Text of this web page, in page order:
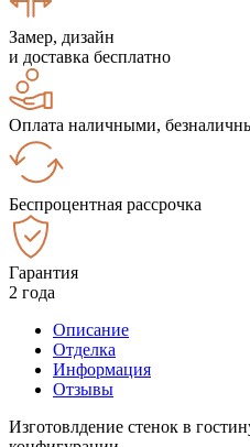
Замер, дизайн
и доставка бесплатно
Оплата наличными,
Беспроцентная рассрочка
Гарантия
2 года
Описание
Отделка
Информация
Отзывы
Изготовлдение стенок в